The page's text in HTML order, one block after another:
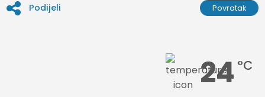
Podijeli Povratak
24 °C